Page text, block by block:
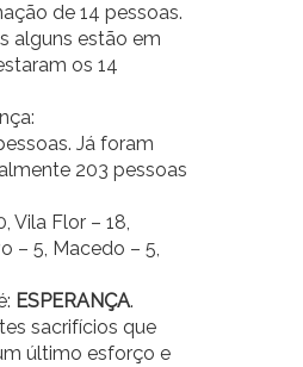
de 14 pessoas.
alguns estão em
os 14
Já foram
203 pessoas
Vila Flor – 18,
– 5, Macedo – 5,
ESPERANÇA.
sacrifícios que
último esforço e